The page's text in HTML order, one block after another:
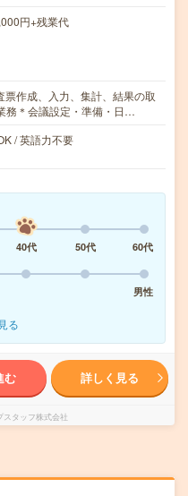
円+残業代
票作成、入力、集計、結果の取
務＊会議設定・準備・日…
/ 英語力不要
40代 50代
60代
男性
る
む 詳しく見る
タッフ株式会社